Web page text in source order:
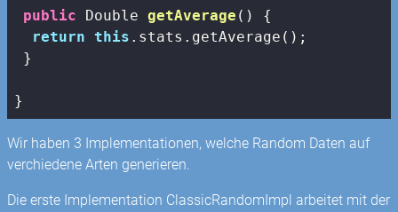
public Double getAverage ()
{
return this .stats.getAverage();
}
}
Wir haben 3 Implementationen, welche Random Daten auf
verchiedene Arten generieren.
Die erste Implementation ClassicRandomImpl arbeitet mit der